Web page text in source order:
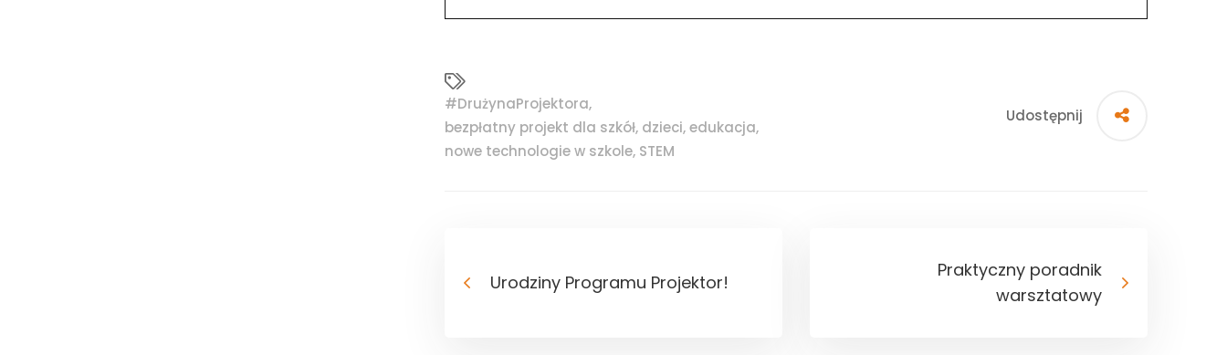
#DrużynaProjektora,
bezpłatny projekt dla szkół, dzieci,edukacja,
nowe technologie w szkole, STEM
Udostępnij
Urodziny Programu Projektor!
Praktyczny poradnik
warsztatowy